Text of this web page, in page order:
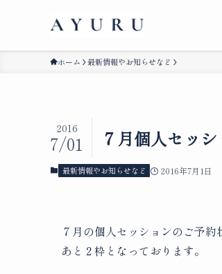
ホーム 最新情報やお知らせなど
７月個人セッ
2016
7/01
最新情報やお知らせなど 2016年7月1日
７月の個人セッションのご予約
あと２枠となっております。